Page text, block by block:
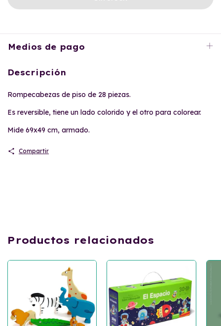
Medios de pago
Descripción
Rompecabezas de piso de 28 piezas.
Es reversible, tiene un lado colorido y el otro para colorear.
Mide 69x49 cm, armado.
Compartir
Productos relacionados